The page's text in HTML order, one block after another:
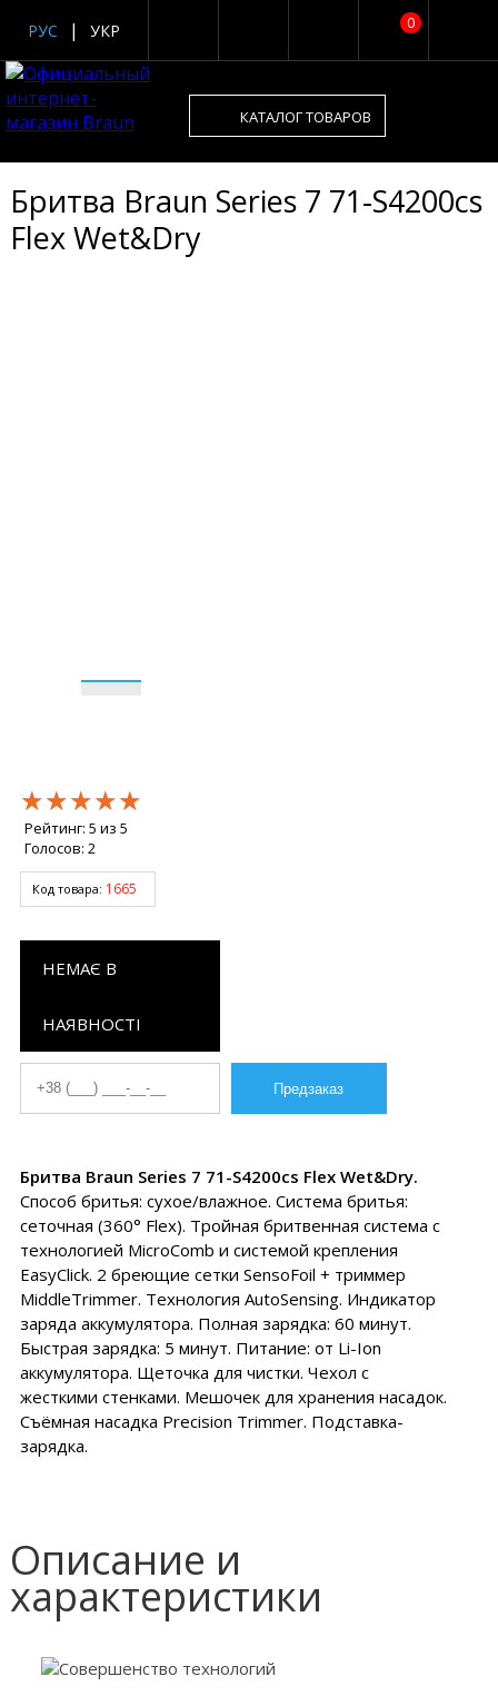
0
РУС УКР
КАТАЛОГ ТОВАРОВ
Бритва Braun Series 7 71-S4200cs
Flex Wet&Dry
★★★★★
★★★★★
★★★★★
Рейтинг: 5 из 5
Голосов: 2
Код товара: 1665
НЕМАЄ В
НАЯВНОСТІ
Бритва Braun Series 7 71-S4200cs Flex Wet&Dry.
Способ бритья: сухое/влажное. Система бритья:
сеточная (360° Flex). Тройная бритвенная система с
технологией MicroComb и системой крепления
EasyClick. 2 бреющие сетки SensoFoil + триммер
MiddleTrimmer. Технология AutoSensing. Индикатор
заряда аккумулятора. Полная зарядка: 60 минут.
Быстрая зарядка: 5 минут. Питание: от Li-Ion
аккумулятора. Щеточка для чистки. Чехол с
жесткими стенками. Мешочек для хранения насадок.
Съёмная насадка Precision Trimmer. Подставка-
зарядка.
Описание и
характеристики